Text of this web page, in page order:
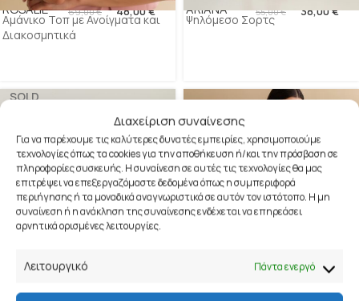
Διαχείριση συναίνεσης
Για να παρέχουμε τις καλύτερες δυνατές εμπειρίες, χρησιμοποιούμε
τεχνολογίες όπως τα cookies για την αποθήκευση ή/και την πρόσβαση σε
πληροφορίες συσκευής. Η συναίνεση σε αυτές τις τεχνολογίες θα μας
επιτρέψει να επεξεργαζόμαστε δεδομένα όπως η συμπεριφορά
περιήγησης ή τα μοναδικά αναγνωριστικά σε αυτόν τον ιστότοπο. Η μη
συναίνεση ή η ανάκληση της συναίνεσης ενδέχεται να επηρεάσει
αρνητικά ορισμένες λειτουργίες.
Λειτουργικό Πάντα ενεργό
ROSALIE 69,00€ 48,00€
Αμάνικο Τοπ με Ανοίγματα και
Διακοσμητικά
ARIANA 55,00€ 38,00€
Ψηλόμεσο Σορτς
SOLD